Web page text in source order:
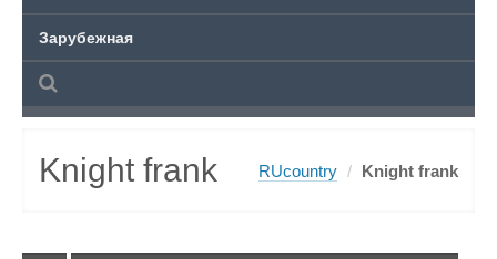
Зарубежная
Knight frank RUcountry / Knight frank